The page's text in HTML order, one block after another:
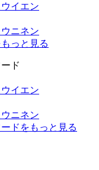
イエン
ニネン
っと見る
ド
イエン
ニネン
ドをもっと見る